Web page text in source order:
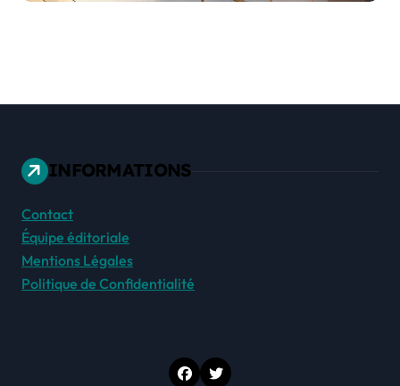
INFORMATIONS
Contact
Équipe éditoriale
Mentions Légales
Politique de Confidentialité